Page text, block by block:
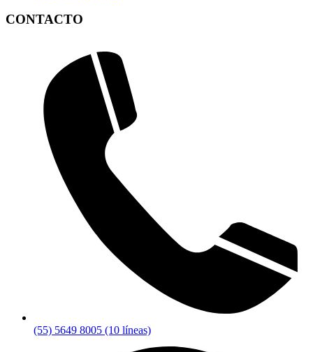
CONTACTO
(55) 5649 8005 (10 líneas)